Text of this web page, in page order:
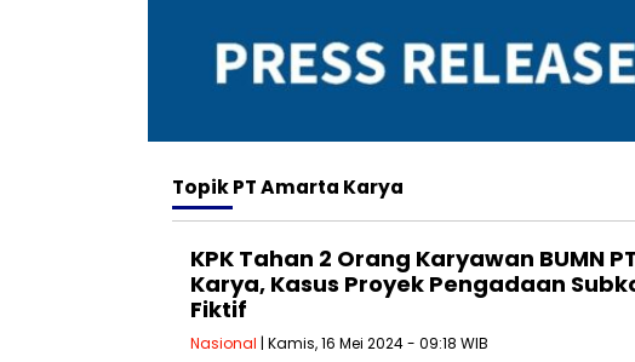
TopikPT Amarta Karya
KPK Tahan 2 Orang Karyawan BUMN
Karya, Kasus Proyek Pengadaan
Fiktif
Nasional | Kamis, 16 Mei 2024 - 09:18 WIB